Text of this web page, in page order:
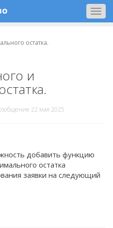
остатка.
и
22 мая 2025
добавить функцию
остатка
заявки на следующий